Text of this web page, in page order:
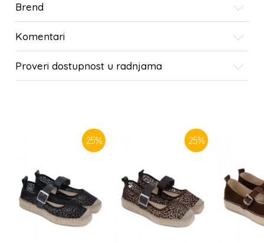
Brend
Komentari
Proveri dostupnost u radnjama
25% 25%